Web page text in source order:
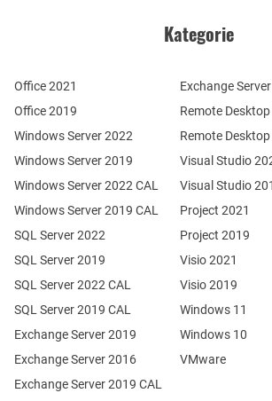
Kategorie
Office 2021
Office 2019
Windows Server 2022
Windows Server 2019
Exchange Server 2019
Exchange Server 2016
SQL Server 2022
SQL Server 2019
Windows Server 2022 CAL
Windows Server 2019 CAL
SQL Server 2022 CAL
SQL Server 2019 CAL
Remote Desktop
Remote Desktop
Exchange Server 2019 CAL
Exchange
Visual Studio
Visual Studio
Project 2021
Project 2019
Visio 2021
Visio 2019
Windows 11
Windows 10
VMware